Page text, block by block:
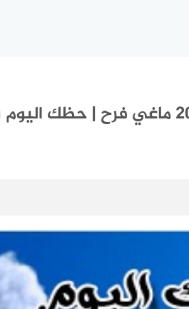
برج الاسد اليوم الثلاثاء 2-3-2021 ماغي